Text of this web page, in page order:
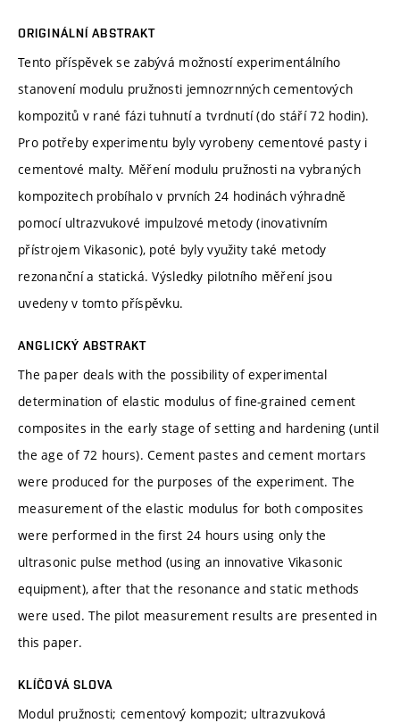
ORIGINÁLNÍ ABSTRAKT
Tento příspěvek se zabývá možností experimentálního
stanovení modulu pružnosti jemnozrnných cementových
kompozitů v rané fázi tuhnutí a tvrdnutí (do stáří 72 hodin).
Pro potřeby experimentu byly vyrobeny cementové pasty i
cementové malty. Měření modulu pružnosti na vybraných
kompozitech probíhalo v prvních 24 hodinách výhradně
pomocí ultrazvukové impulzové metody (inovativním
přístrojem Vikasonic), poté byly využity také metody
rezonanční a statická. Výsledky pilotního měření jsou
uvedeny v tomto příspěvku.
ANGLICKÝ ABSTRAKT
The paper deals with the possibility of experimental
determination of elastic modulus of fine-grained cement
composites in the early stage of setting and hardening (until
the age of 72 hours). Cement pastes and cement mortars
were produced for the purposes of the experiment. The
measurement of the elastic modulus for both composites
were performed in the first 24 hours using only the
ultrasonic pulse method (using an innovative Vikasonic
equipment), after that the resonance and static methods
were used. The pilot measurement results are presented in
this paper.
KLÍČOVÁ SLOVA
Modul pružnosti; cementový kompozit; ultrazvuková